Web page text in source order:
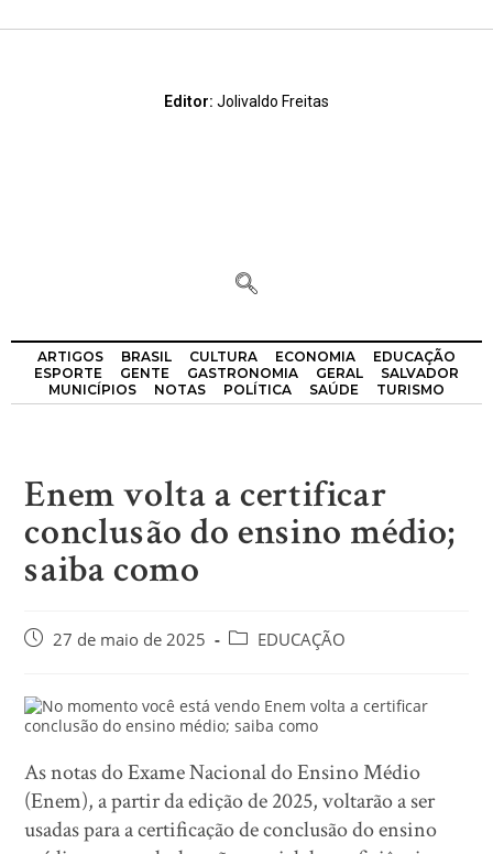
Editor: Jolivaldo Freitas
ARTIGOS BRASIL CULTURA ECONOMIA
EDUCAÇÃO
ESPORTE
GENTE GASTRONOMIA GERAL
SALVADOR
MUNICÍPIOS
NOTAS POLÍTICA SAÚDE TURISMO
Enem volta a certificar
conclusão do ensino médio;
saiba como
27 de maio de 2025 EDUCAÇÃO
As notas do Exame Nacional do Ensino Médio
(Enem), a partir da edição de 2025, voltarão a ser
usadas para a certificação de conclusão do ensino